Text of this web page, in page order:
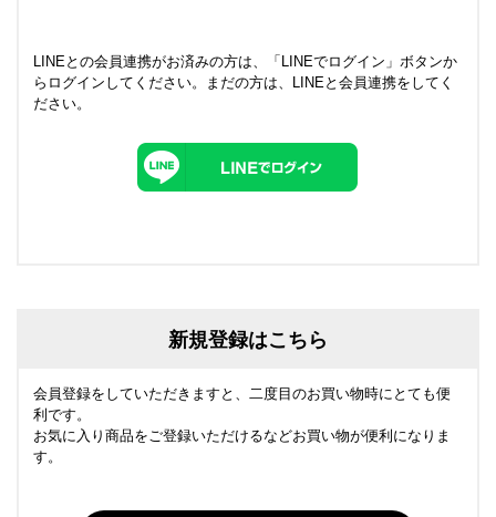
LINEとの会員連携がお済みの方は、「LINEでログイン」ボタンか
らログインしてください。まだの方は、
LINEと会員連携をしてく
ださい。
新規登録はこちら
会員登録をしていただきますと、二度目のお買い物時にとても便
利です。
お気に入り商品をご登録いただけるなどお買い物が便利になりま
す。